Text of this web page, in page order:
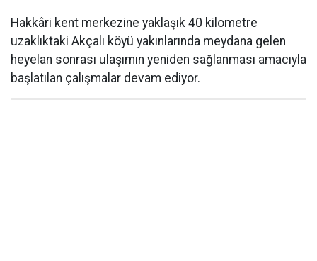
Hakkâri kent merkezine yaklaşık 40 kilometre
uzaklıktaki Akçalı köyü yakınlarında meydana gelen
heyelan sonrası ulaşımın yeniden sağlanması amacıyla
başlatılan çalışmalar devam ediyor.